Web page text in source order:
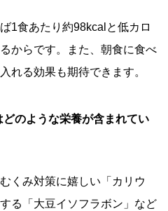
1食あたり約98kcalと低カロ
からです。また、朝食に食べ
れる効果も期待できます。
のような栄養が含まれてい
くみ対策に嬉しい「カリウ
る「大豆イソフラボン」など